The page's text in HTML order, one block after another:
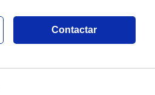
Contactar